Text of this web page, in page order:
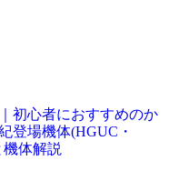
初心者におすすめのか
登場機体(HGUC・
体解説